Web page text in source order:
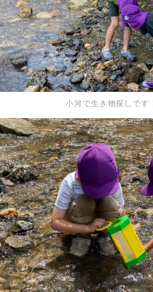
小河で生き物探しです